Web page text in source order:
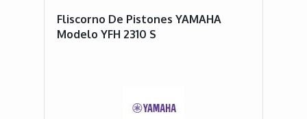
Fliscorno De Pistones YAMAHA
Modelo YFH 2310 S